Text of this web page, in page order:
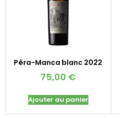
Pêra-Manca blanc 2022
75,00 €
Ajouter au panier